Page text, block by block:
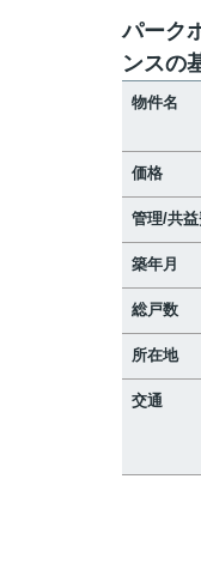
パーク
ンスの
物件名
価格
管理/共
築年月
総戸数
所在地
交通